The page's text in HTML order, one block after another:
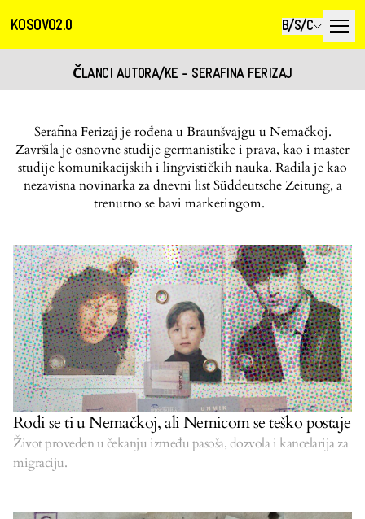
KOSOVO2.0 B/S/C
ČLANCI AUTORA/KE - SERAFINA FERIZAJ
Serafina Ferizaj je rođena u Braunšvajgu u Nemačkoj.
Završila je osnovne studije germanistike i prava, kao i master
studije komunikacijskih i lingvističkih nauka. Radila je kao
nezavisna novinarka za dnevni list Süddeutsche Zeitung, a
trenutno se bavi marketingom.
Rodi se ti u Nemačkoj, ali Nemicom se teško postaje
Život proveden u čekanju između pasoša, dozvola i kancelarija za
migraciju.